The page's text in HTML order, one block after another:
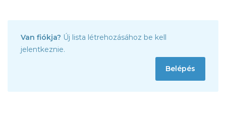
Van fiókja?
jelentkeznie.
Belépés